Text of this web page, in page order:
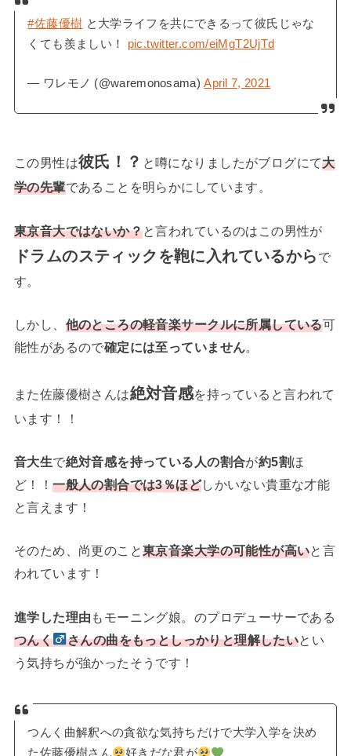
#佐藤優樹 と大学ライフを共にできるって彼氏じゃな
くても羨ましい！ pic.twitter.com/eiMgT2UjTd
— ワレモノ (@waremonosama)April 7, 2021
この男性は彼氏！？ と噂になりましたがブログにて大
学の先輩であることを明らかにしています。
東京音大ではないか？と言われているのはこの男性が
ドラムのスティックを鞄に入れているから で
す。
しかし、 他のところの軽音楽サークルに所属している可
能性があるので確定には至っていません。
また佐藤優樹さんは絶対音感を持っていると言われて
います！！
音大生で絶対音感を持っている人の割合が約5割ほ
ど！！一般人の割合では3％ほどしかいない貴重な才能
と言えます！
そのため、尚更のこと東京音楽大学の可能性が高いと言
われています！
進学した理由 もモーニング娘。のプロデューサーである
つんく
さんの曲をもっとしっかりと理解したいとい
う気持ちが強かったそうです！
つんく曲解釈への貪欲な気持ちだけで大学入学を決め
た佐藤優樹さん
好きだな君が